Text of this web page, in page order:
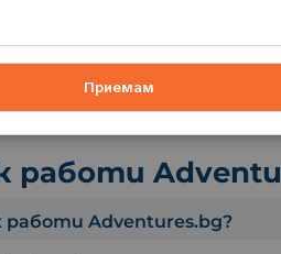
работи
работи Adventures.bg?
Приемам